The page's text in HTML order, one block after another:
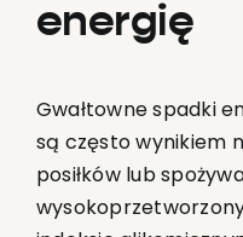
energię
Gwałtowne spadki
są często wynikiem
posiłków lub